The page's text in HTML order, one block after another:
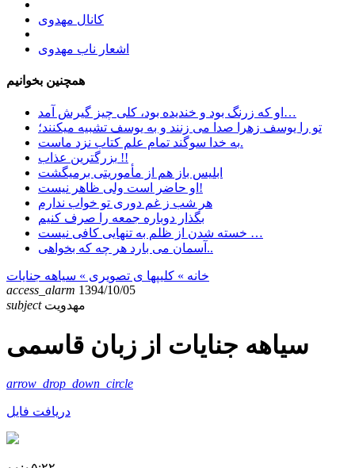
کانال مهدوی
اشعار ناب مهدوی
همچنین بخوانیم
او که زرنگ بود و خندیده بود، کلی چیز گیرش آمد…
تو را یوسف زهرا صدا می زنند و به یوسف تشبیه میکنند؛
به خدا سوگند تمام علم کتاب نزد ماست.
بزرگترین عذاب !!
ابليس باز هم از مأموريتی برمیگشت
او حاضر است ولی ظاهر نیست!
هر شب ز غم دوری تو خواب ندارم
بگذار دوباره جمعه را صرف کنیم
خسته شدن از ظلم به تنهایی کافی نیست …
آسمان می بارد هر چه که بخواهی..
خانه » کلیپها ی تصویری » سیاهه جنایات
access_alarm 1394/10/05
subject مهدویت
سیاهه جنایات از زبان قاسمی
arrow_drop_down_circle
دریافت فایل